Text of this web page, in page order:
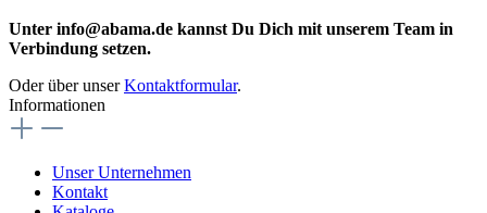
Unter info@abama.de kannst Du Dich mit unserem Team in
Verbindung setzen.
Oder über unserKontaktformular.
Informationen
Unser Unternehmen
Kontakt